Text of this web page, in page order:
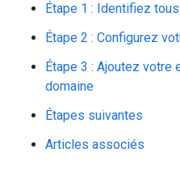
Étape 1 : Identifiez
Étape 2 : Configurez
Étape 3 : Ajoutez votre
domaine
Étapes suivantes
Articles associés